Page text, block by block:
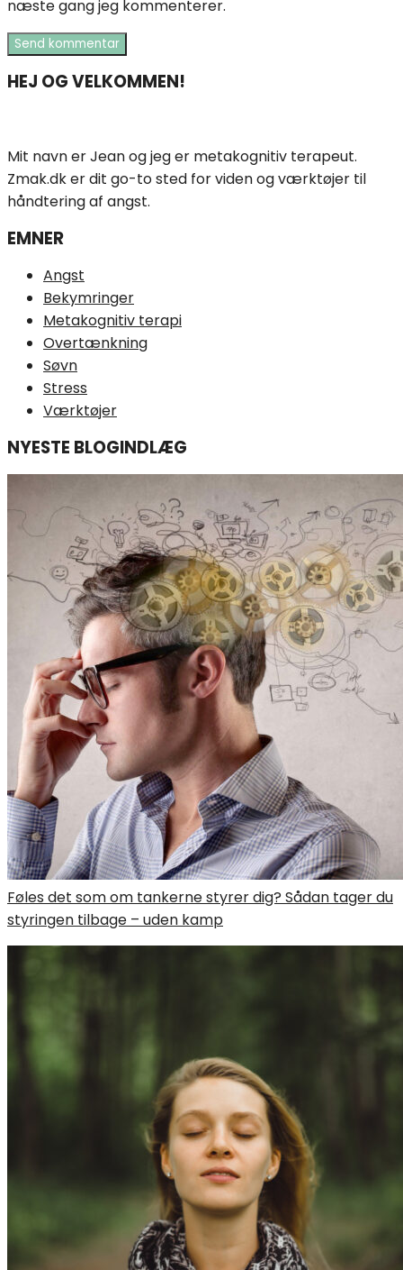
næste gang jeg kommenterer.
HEJ OG VELKOMMEN!
Mit navn er Jean og jeg er metakognitiv terapeut.
Zmak.dk er dit go-to sted for viden og værktøjer til
håndtering af angst.
EMNER
Angst
Bekymringer
Metakognitiv terapi
Overtænkning
Søvn
Stress
Værktøjer
NYESTE BLOGINDLÆG
Føles det som om tankerne styrer dig? Sådan tager du
styringen tilbage – uden kamp